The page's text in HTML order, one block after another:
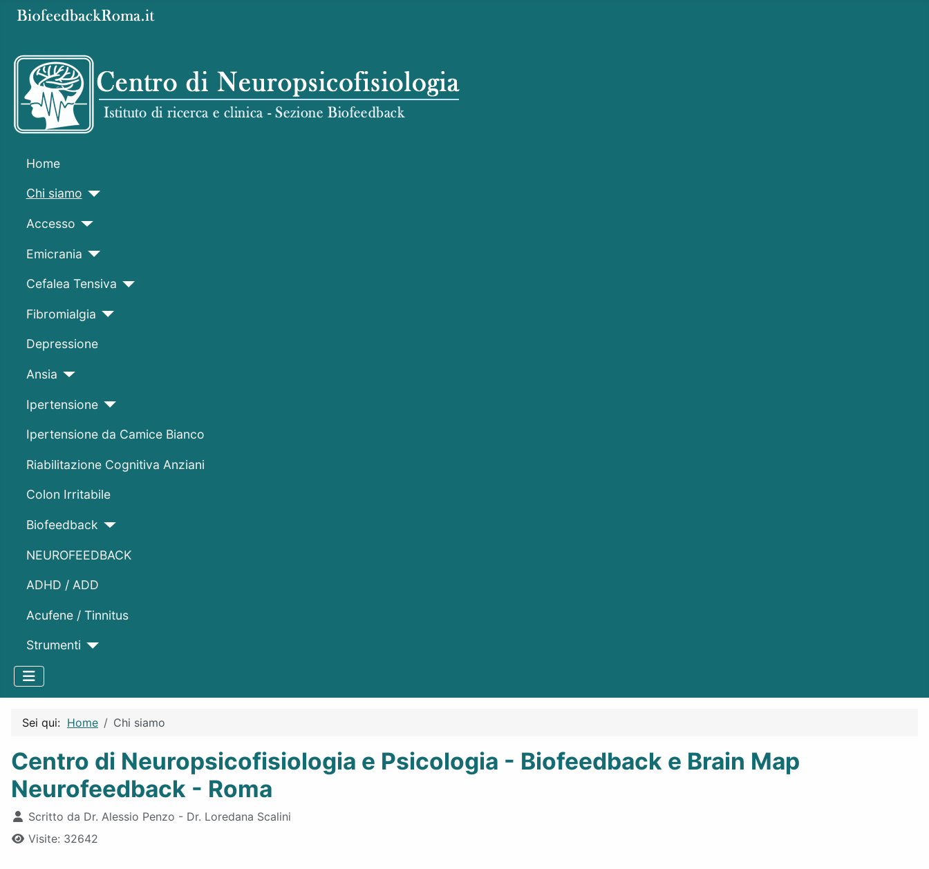
Home
Chi siamo
Accesso
Emicrania
Cefalea Tensiva
Fibromialgia
Depressione
Ansia
Ipertensione
Ipertensione da Camice Bianco
Riabilitazione Cognitiva Anziani
Colon Irritabile
Biofeedback
NEUROFEEDBACK
ADHD / ADD
Acufene / Tinnitus
Strumenti
Sei qui: Home Chi siamo
Centro di Neuropsicofisiologia e Psicologia - Biofeedback e Brain Map
Neurofeedback - Roma
Dettagli
Scritto da Dr. Alessio Penzo - Dr. Loredana Scalini
Visite: 32642